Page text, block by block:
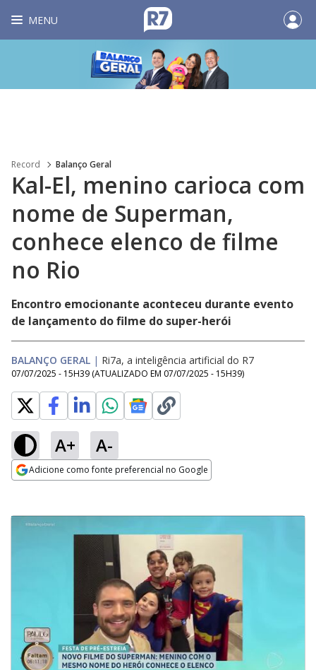
MENU
Record Balanço Geral
Kal-El, menino carioca com
nome de Superman,
conhece elenco de filme
no Rio
Encontro emocionante aconteceu durante evento
de lançamento do filme do super-herói
BALANÇO GERAL | Ri7a, a inteligência artificial do R7
07/07/2025 - 15H39 (ATUALIZADO EM 07/07/2025 - 15H39)
A+ A-
Adicione como fonte preferencial no Google